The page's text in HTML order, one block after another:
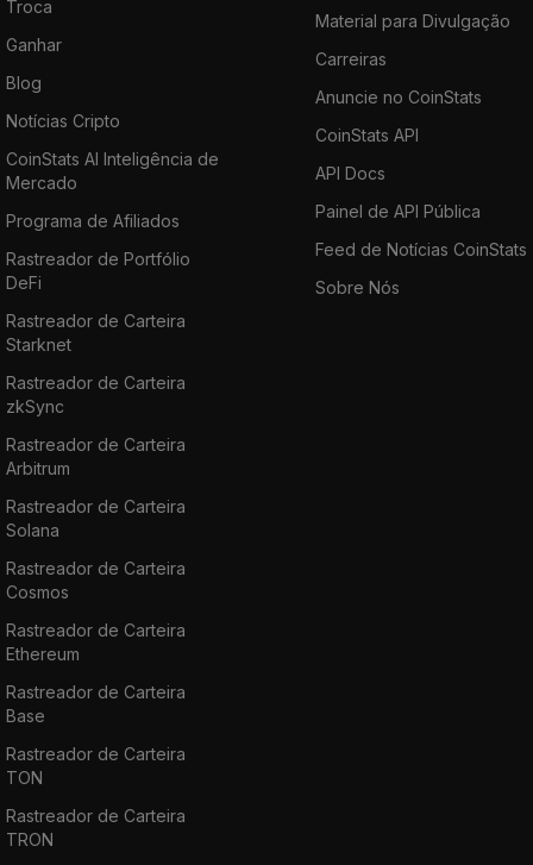
Troca
Ganhar
Blog
Notícias Cripto
CoinStats AI Inteligência de
Mercado
Programa de Afiliados
Rastreador de Portfólio
DeFi
Rastreador de Carteira
Starknet
Rastreador de Carteira
zkSync
Rastreador de Carteira
Arbitrum
Rastreador de Carteira
Solana
Rastreador de Carteira
Cosmos
Rastreador de Carteira
Ethereum
Rastreador de Carteira
Base
Rastreador de Carteira
TON
Rastreador de Carteira
TRON
Material para Divulgação
Carreiras
Anuncie no CoinStats
CoinStats API
API Docs
Painel de API Pública
Feed de Notícias CoinStats
Sobre Nós